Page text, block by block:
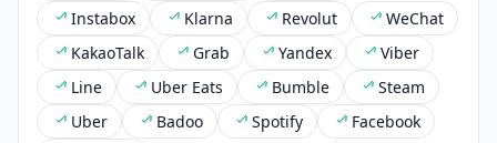
Instabox
Klarna Revolut
WeChat
KakaoTalk
Grab Yandex
Viber
Line
Uber Eats Bumble
Steam
Uber
Badoo Spotify
Facebook